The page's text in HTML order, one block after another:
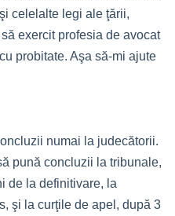
celelalte legi ale ţării,
exercit profesia de avocat
probitate. Aşa să-mi ajute
numai la judecătorii.
pună concluzii la tribunale,
de la definitivare, la
şi la curţile de apel, după 3